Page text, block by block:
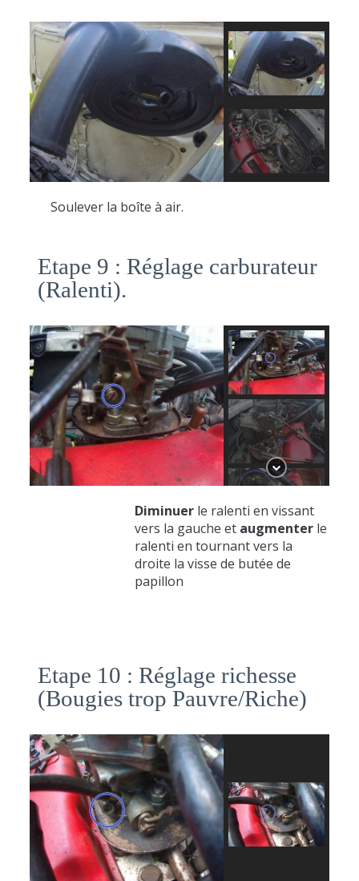
Soulever la boîte à air.
Etape 9 : Réglage carburateur
(Ralenti).
Diminuerle ralenti en vissant
vers la gauche et augmenterle
ralenti en tournant vers la
droite la visse de butée de
papillon
Etape 10 : Réglage richesse
(Bougies trop Pauvre/Riche)